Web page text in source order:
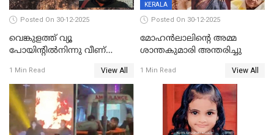
Posted On 30-12-2025
വെങ്കുളത്ത് വ്യൂ
പോയിന്റിൽനിന്നു വീണ്
1 Min Read View All
KERALA
Posted On 30-12-2025
മോഹന്‍ലാലിന്‍റെ അമ്മ
ശാന്തകുമാരി അന്തരിച്ചു
1 Min Read View All